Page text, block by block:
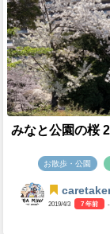
みなと公園の桜
お散歩・公園
2019/4/3 7 年前